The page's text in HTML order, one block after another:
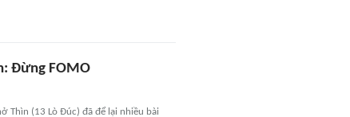
Đừng FOMO
Thìn (13 Lò Đúc) đã để lại nhiều bài